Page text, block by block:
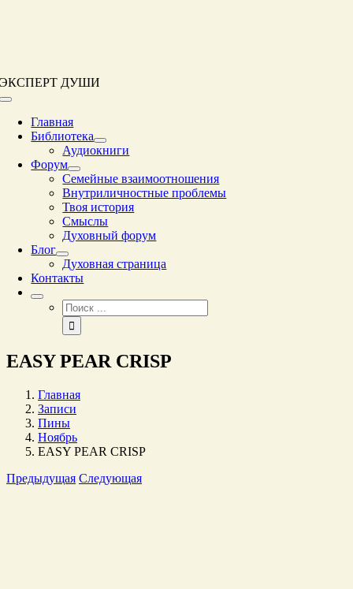
ЭКСПЕРТ ДУШИ
Переключение
навигацииГлавная
Библиотека
Аудиокниги
Форум
Семейные взаимоотношения
Внутриличностные проблемы
Твоя история
Смыслы
Духовный форум
Блог
Духовная страница
Контакты
Результат
поиска:
EASY PEAR CRISP
Главная
Записи
Пины
Ноябрь
EASY PEAR CRISP
Предыдущая Следующая